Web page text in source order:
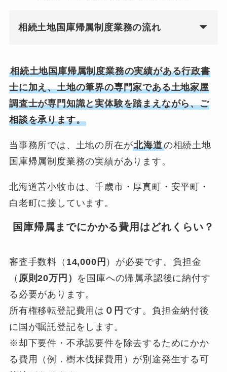
相続土地国庫帰属制度業務の流れ
相続土地国庫帰属制度業務の実績がある行政書
士に加え、土地の筆界の専門家である土地家屋
調査士が専門知識と実体験を踏まえながら、ご
相談を承ります。
当事務所では、土地の所在が北海道の相続土地
国庫帰属制度業務の実績があります。
北海道苫小牧市は、千歳市・厚真町・安平町・
白老町に接しています。
国庫帰属までにかかる費用はどれくらい？
審査手数料（ 14,000円 ）が必要です。負担金
（ 原則20万円） を国庫への帰属承認後に納付す
る必要があります。
所有権移転登記費用は ０円 です。負担金納付後
に国が嘱託登記をします。
※却下要件・不承認要件を除去するためにかか
る費用（例．樹木伐採費用）が別途発生する可